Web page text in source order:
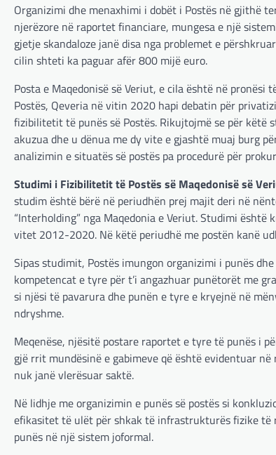
Organizimi dhe menaxhimi i dobët i Postës në gjithë
njerëzore në raportet financiare, mungesa e një
gjetje skandaloze janë disa nga problemet e
cilin shteti ka paguar afër 800 mijë euro.
Posta e Maqedonisë së Veriut, e cila është në
Postës, Qeveria në vitin 2020 hapi debatin për
fizibilitetit të punës së Postës. Rikujtojmë se për këtë
akuzua dhe u dënua me dy vite e gjashtë muaj burg
analizimin e situatës së postës pa procedurë për
Studimi i Fizibilitetit të Postës së Maqedonisë së
studim është bërë në periudhën prej majit deri në
“Interholding” nga Maqedonia e Veriut. Studimi
vitet 2012-2020. Në këtë periudhë me postën kanë
Sipas studimit, Postës imungon organizimi i punës
kompetencat e tyre për t’i angazhuar punëtorët me
si njësi të pavarura dhe punën e tyre e kryejnë në
ndryshme.
Meqenëse, njësitë postare raportet e tyre të punës i
gjë rrit mundësinë e gabimeve që është evidentuar
nuk janë vlerësuar saktë.
Në lidhje me organizimin e punës së postës si
efikasitet të ulët për shkak të infrastrukturës fizike
punës në një sistem joformal.